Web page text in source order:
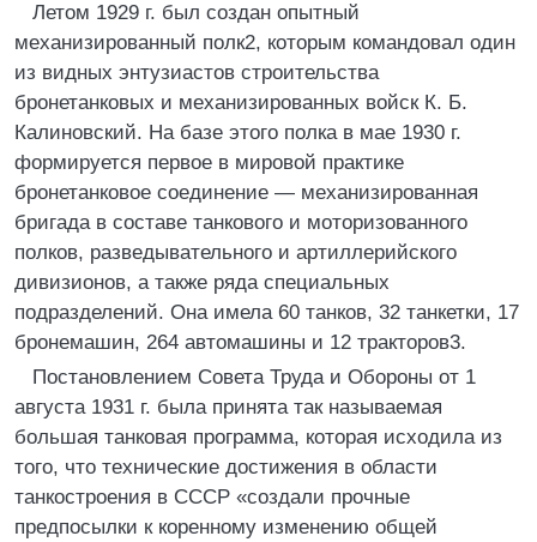
Летом 1929 г. был создан опытный
механизированный полк2, которым командовал один
из видных энтузиастов строительства
бронетанковых и механизированных войск К. Б.
Калиновский. На базе этого полка в мае 1930 г.
формируется первое в мировой практике
бронетанковое соединение — механизированная
бригада в составе танкового и моторизованного
полков, разведывательного и артиллерийского
дивизионов, а также ряда специальных
подразделений. Она имела 60 танков, 32 танкетки, 17
бронемашин, 264 автомашины и 12 тракторов3.
Постановлением Совета Труда и Обороны от 1
августа 1931 г. была принята так называемая
большая танковая программа, которая исходила из
того, что технические достижения в области
танкостроения в СССР «создали прочные
предпосылки к коренному изменению общей